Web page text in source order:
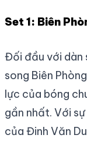
Set 1: Biên
Đối đầu với dàn
song Biên
lực của bóng
gần nhất. Với
của Đinh Văn